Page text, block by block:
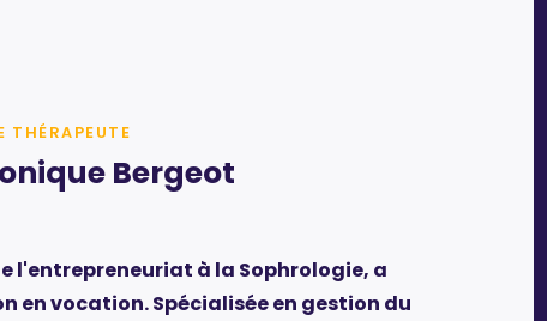
THÉRAPEUTE
Bergeot
l'entrepreneuriat à la Sophrologie, a
en vocation. Spécialisée en gestion du